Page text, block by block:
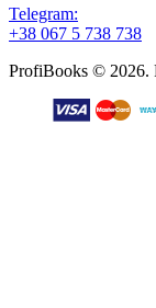
Telegram:
+38 067 5 738 738
ProfiBooks © 2026.